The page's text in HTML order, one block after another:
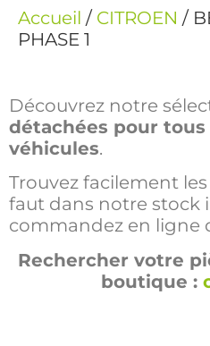
Accueil / CITROEN /
PHASE 1
Découvrez notre
détachées pour
véhicules.
Trouvez facilement les
faut dans notre stock
commandez en ligne
Rechercher votre
boutique :